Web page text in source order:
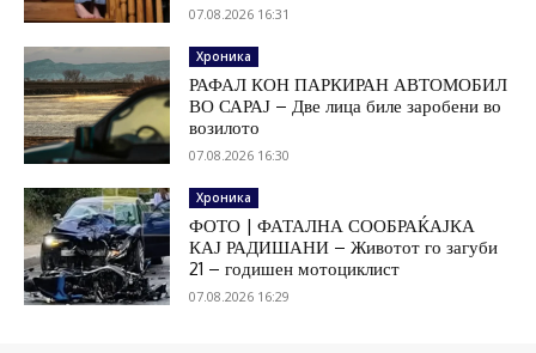
07.08.2026 16:31
Хроника
РАФАЛ КОН ПАРКИРАН АВТОМОБИЛ
ВО САРАЈ – Две лица биле заробени во
возилото
07.08.2026 16:30
Хроника
ФОТО | ФАТАЛНА СООБРАЌАЈКА
КАЈ РАДИШАНИ – Животот го загуби
21 – годишен мотоциклист
07.08.2026 16:29